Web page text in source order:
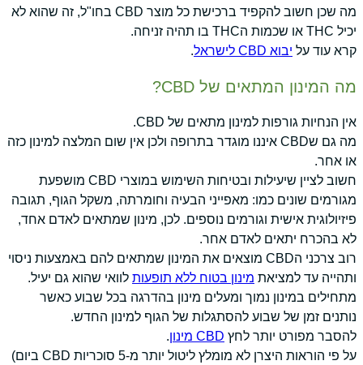
מה שכן חשוב להקפיד ברכישת כל מוצר CBD בחו"ל, זה שהוא לא
יכיל THC או שכמות הTHC בו תהיה זניחה.
קרא עוד על יבוא CBD לישראל .
מה המינון המתאים של CBD?
אין הנחיות גורפות למינון מתאים של CBD.
מה גם שCBD איננו מוגדר בתרופה ולכן אין שום המלצה למינון כזה
או אחר.
חשוב לציין שיעילות ובטיחות השימוש במוצרי CBD מושפעת
מגורמים שונים כמו: מאפייני הבעיה וחומרתה, משקל הגוף, תגובה
פיזיולוגית אישית וגורמים נוספים. לכן, מינון שמתאים לאדם אחד,
לא בהכרח יתאים לאדם אחר.
רוב צרכני הCBD מוצאים את המינון שמתאים להם באמצעות ניסוי
ותהייה עד למציאת מינון בטוח ללא תופעות לוואי שהוא גם יעיל.
מתחילים במינון נמוך ומעלים מינון בהדרגה בכל שבוע כאשר
נותנים זמן של שבוע להסתגלות של הגוף למינון החדש.
להסבר מפורט יותר לחץ CBD מינון
.
על פי הוראות היצרן לא מומלץ ליטול יותר מ-5 סוכריות CBD ביום)